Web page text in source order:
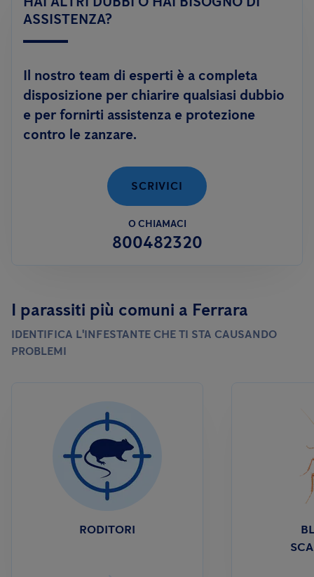
efficacemente.
adulto; oppure tramite trattamenti di disinfestazione
Anticimex è inoltre in grado di offrire un servizio innovativo
contro le zanzare:FLY DEFENCE, per aiutarti a risolvere il
problema delle zanzare anche in autonomia.
ASSISTENZA?
Il nostro team di esperti è a completa
disposizione per chiarire qualsiasi dubbio
e per fornirti assistenza e protezione
contro le zanzare.
SCRIVICI
O CHIAMACI
800482320
I parassiti più comuni a Ferrara
IDENTIFICA L'INFESTANTE CHE TI STA CAUSANDO
PROBLEMI
RODITORI